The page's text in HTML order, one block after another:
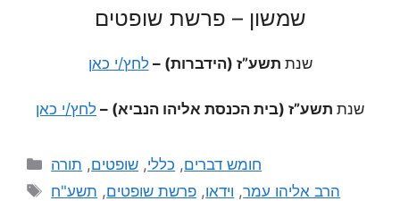
שמשון – פרשת שופטים
שנת תשע”ז (הידברות) –לחץ/י כאן
שנת תשע”ז (בית הכנסת אליהו הנביא) – לחץ/י כאן
חומש דברים, כללי, שופטים, תורה
הרב אליהו עמר, וידאו, פרשת שופטים, תשע"ח